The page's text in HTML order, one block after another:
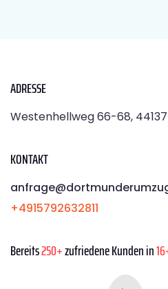
ADRESSE
Westenhellweg 66-68,
KONTAKT
+4915792632811
Bereits250+zufriedene Kunden in